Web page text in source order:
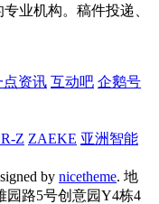
业机构。稿件投递、
点资讯 互动吧 企鹅号
Z ZAEKE 亚洲智能
by nicetheme. 地
园路5号创意园Y4栋4